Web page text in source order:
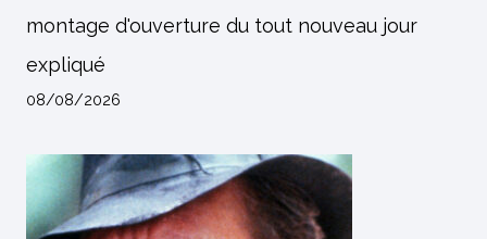
montage d'ouverture du tout nouveau jour
expliqué
08/08/2026